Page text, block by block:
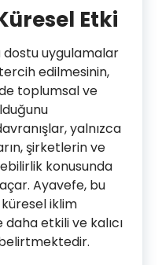
Etki
dostu uygulamalar
edilmesinin,
toplumsal ve
yalnızca
şirketlerin ve
konusunda
Ayavefe, bu
iklim
etkili ve kalıcı